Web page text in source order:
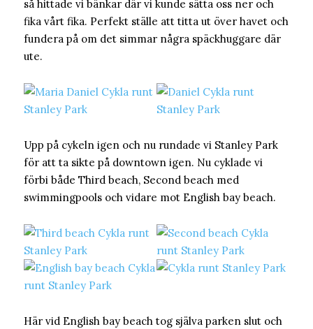
så hittade vi bänkar där vi kunde sätta oss ner och
fika vårt fika. Perfekt ställe att titta ut över havet och
fundera på om det simmar några späckhuggare där
ute.
Upp på cykeln igen och nu rundade vi Stanley Park
för att ta sikte på downtown igen. Nu cyklade vi
förbi både Third beach, Second beach med
swimmingpools och vidare mot English bay beach.
Här vid English bay beach tog själva parken slut och